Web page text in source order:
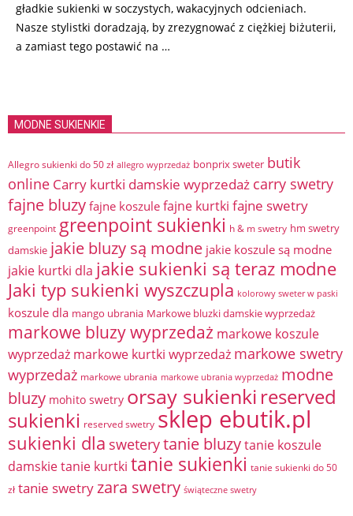
gładkie sukienki w soczystych, wakacyjnych odcieniach.
Nasze stylistki doradzają, by zrezygnować z ciężkiej biżuterii,
a zamiast tego postawić na …
MODNE SUKIENKIE
Allegro sukienki do 50 zł allegro wyprzedaż bonprix sweter butik
online Carry kurtki damskie wyprzedaż carry swetry
fajne bluzy fajne koszule fajne kurtki fajne swetry
greenpoint greenpoint sukienki h & m swetry hm swetry
damskie jakie bluzy są modne jakie koszule są modne
jakie kurtki dla jakie sukienki są teraz modne
Jaki typ sukienki wyszczupla kolorowy sweter w paski
koszule dla mango ubrania Markowe bluzki damskie wyprzedaż
markowe bluzy wyprzedaż markowe koszule
wyprzedaż markowe kurtki wyprzedaż markowe swetry
wyprzedaż markowe ubrania markowe ubrania wyprzedaż modne
bluzy mohito swetry orsay sukienki reserved
sukienki reserved swetry sklep ebutik.pl
sukienki dla sweterytanie bluzytanie koszule
damskietanie kurtki tanie sukienki tanie sukienki do 50
zł tanie swetryzara swetry świąteczne swetry